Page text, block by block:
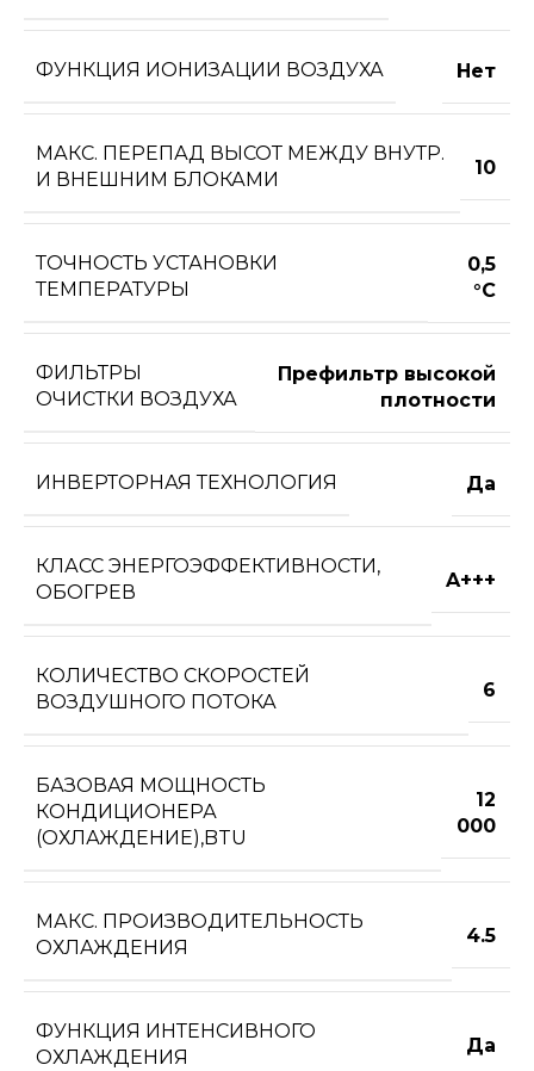
ФУНКЦИЯ ИОНИЗАЦИИ ВОЗДУХА Нет
МАКС. ПЕРЕПАД ВЫСОТ МЕЖДУ ВНУТР.
И ВНЕШНИМ БЛОКАМИ
10
ТОЧНОСТЬ УСТАНОВКИ
ТЕМПЕРАТУРЫ
0,5
°С
ФИЛЬТРЫ
ОЧИСТКИ ВОЗДУХА
Префильтр высокой
плотности
ИНВЕРТОРНАЯ ТЕХНОЛОГИЯ Да
КЛАСС ЭНЕРГОЭФФЕКТИВНОСТИ,
ОБОГРЕВ
A+++
КОЛИЧЕСТВО СКОРОСТЕЙ
ВОЗДУШНОГО ПОТОКА
6
БАЗОВАЯ МОЩНОСТЬ
КОНДИЦИОНЕРА
(ОХЛАЖДЕНИЕ),BTU
12
000
МАКС. ПРОИЗВОДИТЕЛЬНОСТЬ
ОХЛАЖДЕНИЯ
4.5
ФУНКЦИЯ ИНТЕНСИВНОГО
ОХЛАЖДЕНИЯ
Да